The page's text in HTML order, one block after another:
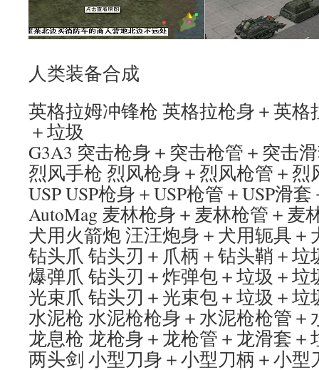
人类装备合成
英格拉姆冲锋枪 英格拉枪身＋英
＋垃圾
G3A3 突击枪身＋突击枪管＋突击
烈风手枪 烈风枪身＋烈风枪管＋烈
USP USP枪身＋USP枪管＋USP滑
AutoMag 麦林枪身＋麦林枪管＋麦
犬用火箭炮 汪汪炮身＋犬用轭具＋
钻头爪 钻头刃＋爪柄＋钻头鞘＋垃
爆弹爪 钻头刃＋炸弹包＋垃圾＋垃
光束爪 钻头刃＋光束包＋垃圾＋垃
水泥枪 水泥枪枪身＋水泥枪枪管＋
龙息枪 龙枪身＋龙枪管＋龙滑套＋
两头剑 小型刀身＋小型刀柄＋小型